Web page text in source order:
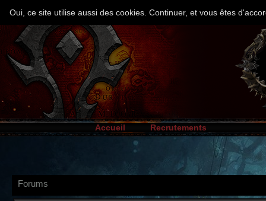
Accueil Recrutements
Forums
Oui, ce site utilise aussi des cookies. Continuer, et vous êtes